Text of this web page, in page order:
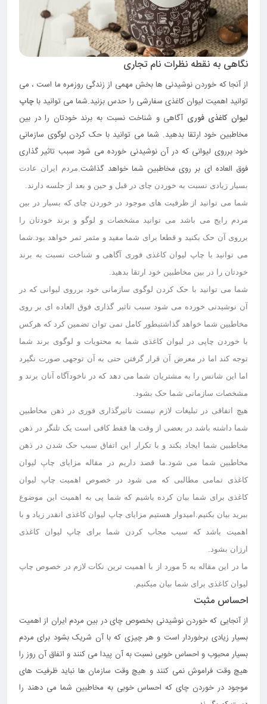
نگاهی به نقطه نظرات نام تجاری
از آنجا که خوردن نوشیدنی ها بخش مهمی از زندگی روزمره ما است ، می
توانید اهمیت لیوان کاغذی سفارشی را حدس بزنید.شما می توانید باچاپ
لیوان کاغذی فوری آگاهی و شناخت نسبت به برند خودتان را در بین
مخاطبین خود ارتقا بدهید. شما می توانید با حک کردن لوگوی سازمانی
خود برروی لیوانی که در آن نوشیدنی خورده می شود سبب تاثیر گذاری
فوق العاده ای بر روی مخاطبین شما خواهد گذاشت.مردم ایران عادت
بسیار زیادی نسبت به خوردن چای در قبل و حین و بعد از جلسه دارند.
شما می توانید از ظرفیت های موجود در خوردن چای که بسیار در بین
مردم رایج می باشد می توانید مشخصات و لوگو و برند خودتان را
برروی آن حک بکنید و قطعا برای شما مفید و مثمر ثمر خواهد بود.شما
می توانید با چاپ لیوان کاغذی فوری آگاهی و شناخت نسبت به برند
خودتان را در بین مخاطبین خود ارتقا بدهید.
شما می توانید با حک کردن لوگوی سازمانی خود برروی لیوانی که در
آن نوشیدنی خورده می شود سبب تاثیر گذاری فوق العاده ای بر روی
مخاطبین شما خواهد گذاشتبطور کامل نمی توان تضمین کرد که هرکس
با خوردن چاپی در لیوان کاغذی شما به محتویات و لوگوی برند شما
توجه کند اما در معرض آن قرار گرفتن حتی به آن توجهی صورت نگیرد
اما این شانس را به مشتریان شما می دهد که در ناخودآگاه آنان برند و
مشخصات سازمانی شما حک بشود.
هیچ اتفاقی در تبلیغات لازم نیست تاثیرگذاری فوری در ذهن مخاطبین
شما داشته باشد در بعضی از وقت ها فقط کافی است یک تلنگر در ذهن
مخاطبین شما ایجاد بکند و با تکرار این اتفاق سبب حک شدن در ذهن
مخاطبین شما می شود.ما قصد داریم در مقاله مزایای چاپ لیوان
کاغذی تمامی مطالبی که می شود در خصوص
اهمیت چاپ لیوان
کاغذی برای شما بیان کرده باشیم که شما پی به اهمیت این موضوع
ببرید بیان بکنیم.ا میدوار هستیم مزایای چاپ لیوان کاغذی انقدر زیاد و با
اهمیت باشد که سبب مجاب کردن شما برای چاپ لیوان کاغذی
ارزان بشود.
ما در این مقاله به 5 مورد از با اهمیت ترین نکات لازم در خصوص چاپ
لیوان کاغذی برای شما بیان میکنیم.
احساس مثبت
از آنجایی که خوردن نوشیدنی بخصوص چای در بین مردم ایران از اهمیت
بسیار زیادی برخوردار است و هر چیزی که با آن شریک بشود برای مردم
بسیار محبوب و احساس خوبی نسبت به آن پیدا می کنند و اتفاق آن روز را
هیچ وقت فراموش نمی کنند و هیچ وقت سازمان ها نباید ظرفیت های
موجود در خوردن چای که احساس خوبی به مخاطبین شما می دهند را